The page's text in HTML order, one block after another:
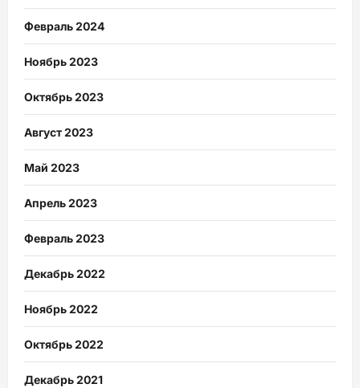
Февраль 2024
Ноябрь 2023
Октябрь 2023
Август 2023
Май 2023
Апрель 2023
Февраль 2023
Декабрь 2022
Ноябрь 2022
Октябрь 2022
Декабрь 2021